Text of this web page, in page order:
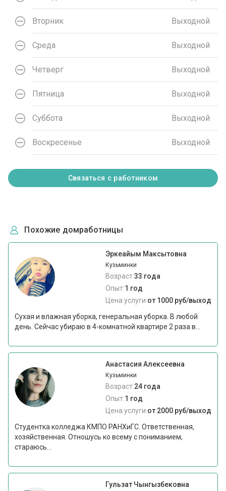
Вторник Выходной
Среда Выходной
Четверг Выходной
Пятница Выходной
Суббота Выходной
Воскресенье Выходной
Связаться с работником
Похожие домработницы
Эркеайым Максытовна
Кузьминки
Возраст:33 года
Опыт:1 год
Цена услуги:от 1000 руб/выход
Сухая и влажная уборка, генеральная уборка. В любой
день. Сейчас убираю в 4-комнатной квартире 2 раза в...
Анастасия Алексеевна
Кузьминки
Возраст:24 года
Опыт:1 год
Цена услуги:от 2000 руб/выход
Студентка колледжа КМПО РАНХиГС. Ответственная,
хозяйственная. Отношусь ко всему с пониманием,
стараюсь...
Гульзат Чынгызбековна